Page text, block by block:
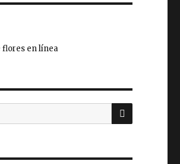
flores en línea
SEARCH